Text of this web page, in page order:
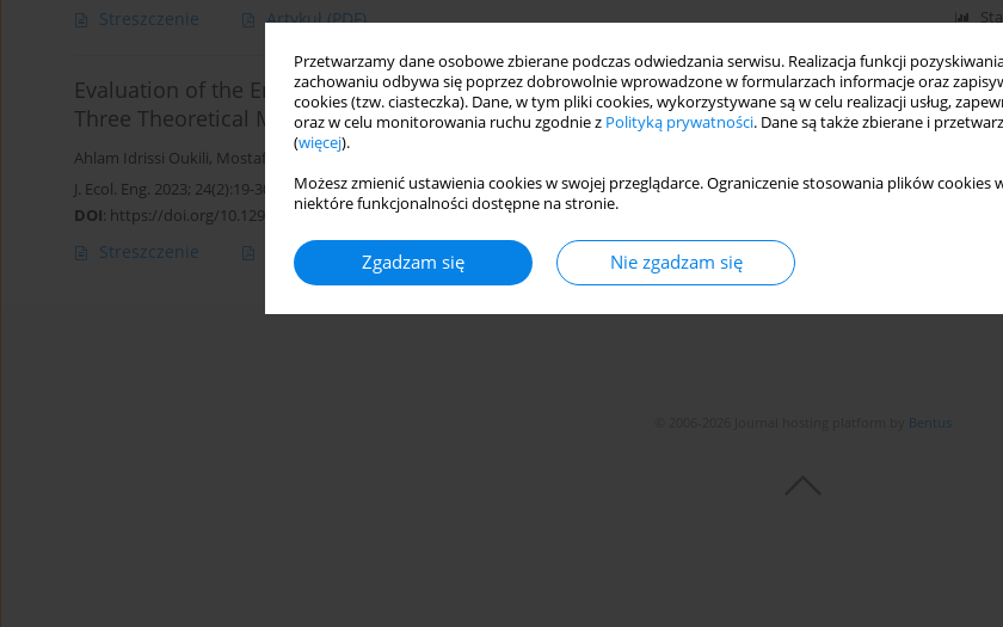
Przetwarzamy dane osobowe zbierane podczas odwiedzania serwisu. Realizacja funkcji
zachowaniu odbywa się poprzez dobrowolnie wprowadzone w formularzach informacje oraz
cookies (tzw. ciasteczka). Dane, w tym pliki cookies, wykorzystywane są w celu realizacji usług,
oraz w celu monitorowania ruchu zgodnie z Polityką prywatności. Dane są także zbierane i
(więcej).
Możesz zmienić ustawienia cookies w swojej przeglądarce. Ograniczenie stosowania plików cookies
niektóre funkcjonalności dostępne na stronie.
Zgadzam się Nie zgadzam się
Streszczenie Artykuł(PDF)
Evaluation of the Energy Capacity of the Controlled Landfill from Mohamedia Benslimane by
Three Theoretical Methods – Land Gem, IPCC, and TNO
Ahlam Idrissi Oukili, Mostafa Chhiba
J. Ecol. Eng. 2023; 24(2):19-30
DOI: https://doi.org/10.12911/22998993/156624
Streszczenie Artykuł (PDF)
Bentus